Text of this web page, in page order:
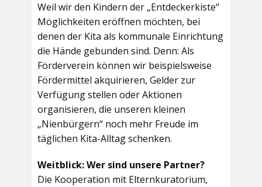
Weil wir den Kindern der „Entdeckerkiste“
Möglichkeiten eröffnen möchten, bei
denen der Kita als kommunale Einrichtung
die Hände gebunden sind. Denn: Als
Förderverein können wir beispielsweise
Fördermittel akquirieren, Gelder zur
Verfügung stellen oder Aktionen
organisieren, die unseren kleinen
„Nienbürgern“ noch mehr Freude im
täglichen Kita-Alltag schenken.
Weitblick: Wer sind unsere Partner?
Die Kooperation mit Elternkuratorium,